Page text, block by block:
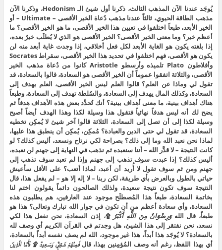
يُوجَد عندنا الآن المذهب الثالث، ذكرنا أول شيئ الـ Hedonism، وذكرنا الآن
مذهب الطاقة الحيوي، ثالثاً عندنا مذهب دُعاة الخير الأقصى – Ultimate – أو
الخير الأبعد، طبعاً اختلفوا في تعيين هذا الخير الأقصى، ما هو الخير الأقصى؟ ما
أعظم خير؟ وما معنى الخير الأقصى؟ الخير الأقصى هو الذي لا يُطلَب خيرٌ بعده،
إذا بلغته يكون هو الغاية الأبعد لكل فعل أخلاقي، إذا وجدت غاية أبعد منه لن
يكون هو الأقصى، فهم اختلفوا في تحديد هذا الخير الأقصى، سقراط Socrates
وأفلاطون Plato تلميذه وأرسطو Aristotle كانوا من دُعاة مذهب الخير
الأقصى، والثلاثة اتفقوا عموماً أن الخير الأقصى هو السعادة، قالوا بالسعادة، قد
تقول لي وماذا عن العلم؟ قالوا العلم ليس الخير الأقصى، العلم يهدف إلى
السعادة، وكذلك المال يهدف إلى السعادة، والسُلطة تهدف إلى السعادة، وطبعاً
هناك أهداف بينية، ما معنى أهداف بينية؟ أنك تُحدِّد بعض هذه الأهداف هدفاً ثم
يضح لك أنه ليس هدفاً نهائياً فتقول هذا وسيلة لكذا وهذا الهدف أيضاً أصبح
وسيلة لكذا إلى أن تصل إلى السعادة، الثلاثة قالوا آخر شيئ لا يُمكِن تخطيه
السعادة، قد تقول لي حتى الدين والعبادة؟ مُمكِن، يُمكِن أن ينطبق هذا عليها،
لماذا نحن نعبد الله وما إلى ذلك؟ بصراحة لكي نرتاح ونسعد، أليس كذلك؟ لو
كانت النتيجة – لا قدَّر الله – أننا سنعبده ثم نذهب في النهاية إلى جهنم لن نعبده،
أليس كذلك؟ إذا عبدت سوف تذهب إلى جهنم وإذا لم تعبد سوف تذهب إلى
جهنم ومن ثم سوف تقول لا أُريد أن أعبد، لماذا أتعب؟ على الأقل سأعيش
حياتي بالطول وبالعرض بأي طريقة، لكن ربنا – لا إله إلا هو – لم يفعل هذا، قال
النتيجة سوف تكون نتيجة سعيدة، ولذلك الصالحون دائماً يقولون اختم لنا
بخاتمة السعادة، طبعاً هذا المُصطلَح موجود عند العارفين، هم يطلبون هذه
السعادة، وأي سعادة أعظم من أن تكون في جوار الله تبارك وتعالى؟ هذا هو
طبعاً، قال اللهوَرِضْوَانٌ مِنَ اللَّهِ أَكْبَرُ۩، إذن السعادة، نحن نفعل هذا لكي
نسعد، نحن نفتقر إلى هذا الشيئ، هل وجدتم في القرآن الكريم أي وصف لله
بالسعادة؟ لا يُوجَد هذا أبداً، هذا غير موجود، الله لم يصف نفسه أبداً بالسعادة،
أي بهذا اللفظ، رغم أنه وصف المُؤمِنين بهذا، قالفَمِنْهُمْ شَقِيٌّ وَسَعِيدٌ ۩ فَأَمَّا الَّذِينَ